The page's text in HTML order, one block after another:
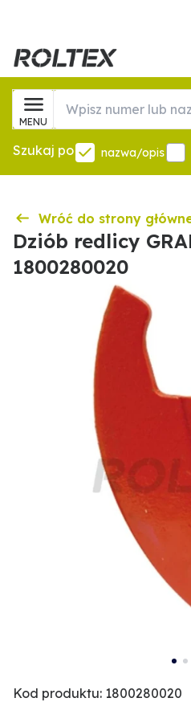
MENU
Szukaj po nazwa/opis
Wróć do strony
Dziób redlicy
1800280020
Kod produktu: 1800280020